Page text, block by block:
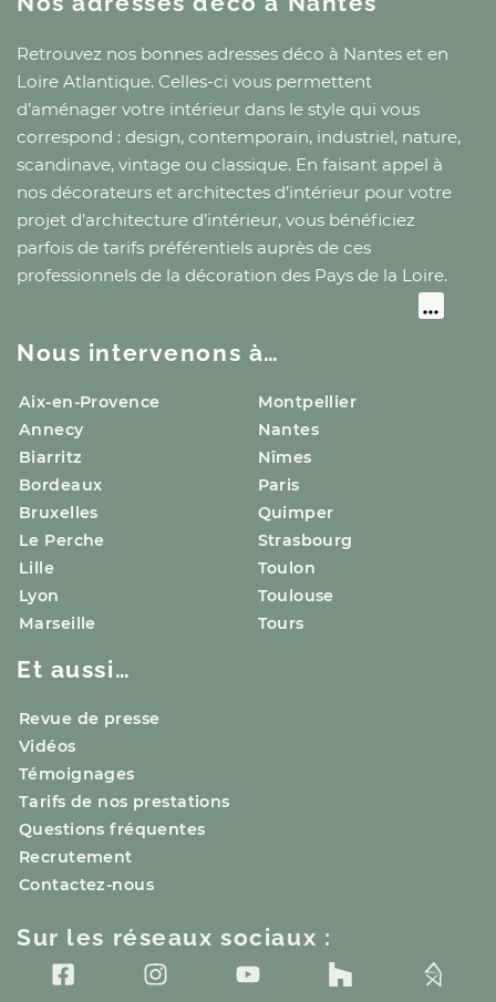
Retrouvez nos bonnes adresses déco à Nantes et en
Loire Atlantique. Celles-ci vous permettent
d’aménager votre intérieur dans le style qui vous
correspond : design, contemporain, industriel, nature,
scandinave, vintage ou classique. En faisant appel à
nos décorateurs et architectes d’intérieur pour votre
projet d’architecture d’intérieur, vous bénéficiez
parfois de tarifs préférentiels auprès de ces
professionnels de la décoration des Pays de la Loire.
Nous intervenons à…
Aix-en-Provence
Annecy
Biarritz
Bordeaux
Bruxelles
Le Perche
Lille
Lyon
Marseille
Montpellier
Nantes
Nîmes
Paris
Quimper
Strasbourg
Toulon
Toulouse
Tours
Et aussi…
Revue de presse
Vidéos
Témoignages
Tarifs de nos prestations
Questions fréquentes
Recrutement
Contactez-nous
Sur les réseaux sociaux :